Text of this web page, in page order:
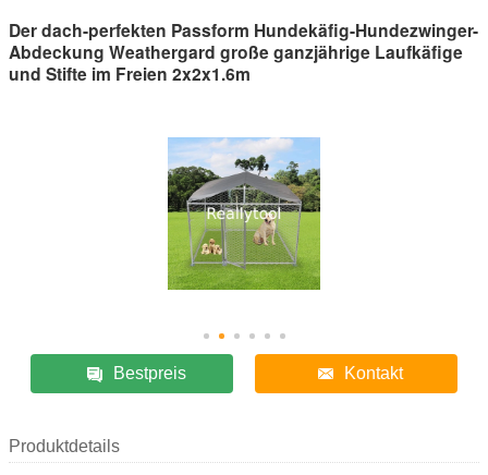
Der dach-perfekten Passform Hundekäfig-Hundezwinger-
Abdeckung Weathergard große ganzjährige Laufkäfige
und Stifte im Freien 2x2x1.6m
Bestpreis Kontakt
Produktdetails